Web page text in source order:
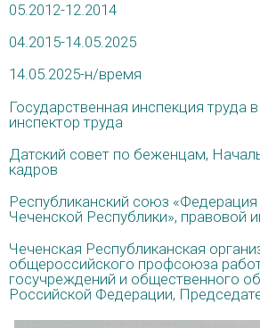
05.2012-12.2014
04.2015-14.05.2025
14.05.2025-н/время
Государственная инспекция труда
инспектор труда
Датский совет по беженцам,
кадров
Республиканский союз
Чеченской Республики», правовой
Чеченская Республиканская
общероссийского профсоюза
госучреждений и общественного
Российской Федерации,